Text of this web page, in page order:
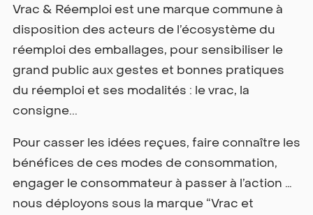
Vrac & Réemploi est une marque commune à
disposition des acteurs de l’écosystème du
réemploi des emballages, pour sensibiliser le
grand public aux gestes et bonnes pratiques
du réemploi et ses modalités : le vrac, la
consigne...
Pour casser les idées reçues, faire connaître les
bénéfices de ces modes de consommation,
engager le consommateur à passer à l’action …
nous déployons sous la marque “Vrac et